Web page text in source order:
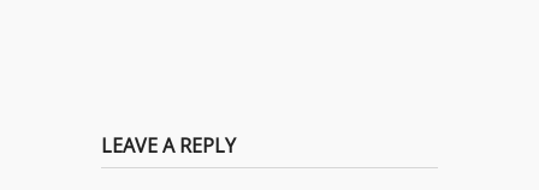
LEAVE A REPLY